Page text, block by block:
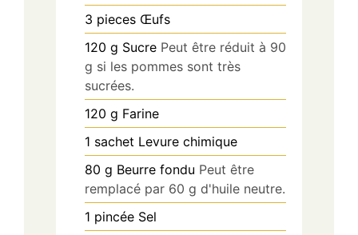
3 pieces Œufs
120 g Sucre Peut être réduit à 90
g si les pommes sont très
sucrées.
120 g Farine
1 sachet Levure chimique
80 g Beurre fondu Peut être
remplacé par 60 g d'huile neutre.
1 pincée Sel